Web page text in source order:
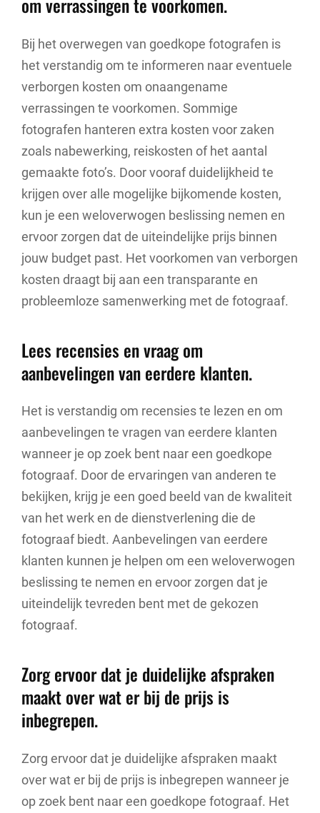
Bij het overwegen van goedkope fotografen is
het verstandig om te informeren naar eventuele
verborgen kosten om onaangename
verrassingen te voorkomen. Sommige
fotografen hanteren extra kosten voor zaken
zoals nabewerking, reiskosten of het aantal
gemaakte foto’s. Door vooraf duidelijkheid te
krijgen over alle mogelijke bijkomende kosten,
kun je een weloverwogen beslissing nemen en
ervoor zorgen dat de uiteindelijke prijs binnen
jouw budget past. Het voorkomen van verborgen
kosten draagt bij aan een transparante en
probleemloze samenwerking met de fotograaf.
Lees recensies en vraag om
aanbevelingen van eerdere klanten.
Het is verstandig om recensies te lezen en om
aanbevelingen te vragen van eerdere klanten
wanneer je op zoek bent naar een goedkope
fotograaf. Door de ervaringen van anderen te
bekijken, krijg je een goed beeld van de kwaliteit
van het werk en de dienstverlening die de
fotograaf biedt. Aanbevelingen van eerdere
klanten kunnen je helpen om een weloverwogen
beslissing te nemen en ervoor zorgen dat je
uiteindelijk tevreden bent met de gekozen
fotograaf.
Zorg ervoor dat je duidelijke afspraken
maakt over wat er bij de prijs is
inbegrepen.
Zorg ervoor dat je duidelijke afspraken maakt
over wat er bij de prijs is inbegrepen wanneer je
op zoek bent naar een goedkope fotograaf. Het